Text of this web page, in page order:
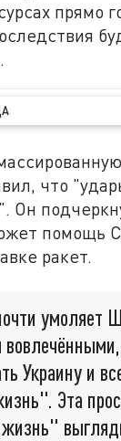
прямо
что
Он
помощь
ракет.
умоляет
Украину и
Эта